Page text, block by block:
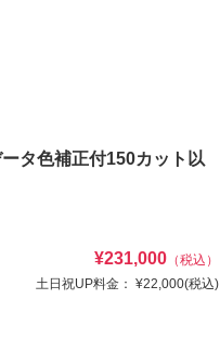
タ色補正付150カット以
¥231,000 （税込）
土日祝UP料金： ¥22,000(税込)